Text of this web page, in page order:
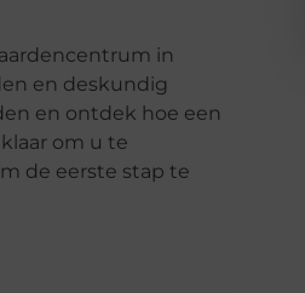
in
en deskundig
en ontdek hoe een
om u te
de eerste stap te